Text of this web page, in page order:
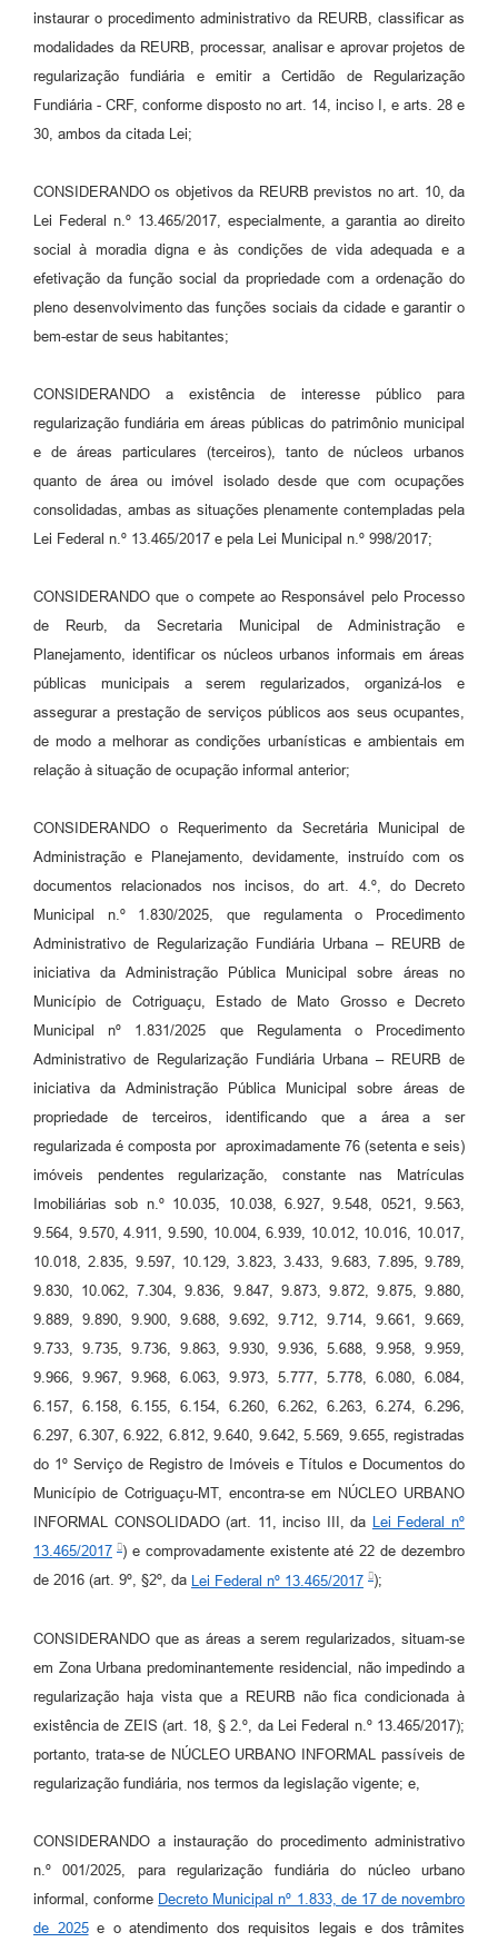
instaurar o procedimento administrativo da REURB, classificar as
modalidades da REURB, processar, analisar e aprovar projetos de
regularização fundiária e emitir a Certidão de Regularização
Fundiária - CRF, conforme disposto no art. 14, inciso I, e arts. 28 e
30, ambos da citada Lei;
CONSIDERANDO os objetivos da REURB previstos no art. 10, da
Lei Federal n.º 13.465/2017, especialmente, a garantia ao direito
social à moradia digna e às condições de vida adequada e a
efetivação da função social da propriedade com a ordenação do
pleno desenvolvimento das funções sociais da cidade e garantir o
bem-estar de seus habitantes;
CONSIDERANDO a existência de interesse público para
regularização fundiária em áreas públicas do patrimônio municipal
e de áreas particulares (terceiros), tanto de núcleos urbanos
quanto de área ou imóvel isolado desde que com ocupações
consolidadas, ambas as situações plenamente contempladas pela
Lei Federal n.º 13.465/2017 e pela Lei Municipal n.º 998/2017;
CONSIDERANDO que o compete ao Responsável pelo Processo
de Reurb, da Secretaria Municipal de Administração e
Planejamento, identificar os núcleos urbanos informais em áreas
públicas municipais a serem regularizados, organizá-los e
assegurar a prestação de serviços públicos aos seus ocupantes,
de modo a melhorar as condições urbanísticas e ambientais em
relação à situação de ocupação informal anterior;
CONSIDERANDO o Requerimento da Secretária Municipal de
Administração e Planejamento, devidamente, instruído com os
documentos relacionados nos incisos, do art. 4.º, do Decreto
Municipal n.º 1.830/2025, que regulamenta o Procedimento
Administrativo de Regularização Fundiária Urbana – REURB de
iniciativa da Administração Pública Municipal sobre áreas no
Município de Cotriguaçu, Estado de Mato Grosso e Decreto
Municipal nº 1.831/2025 que Regulamenta o Procedimento
Administrativo de Regularização Fundiária Urbana – REURB de
iniciativa da Administração Pública Municipal sobre áreas de
propriedade de terceiros, identificando que a área a ser
regularizada é composta por aproximadamente 76 (setenta e seis)
imóveis pendentes regularização, constante nas Matrículas
Imobiliárias sob n.º 10.035, 10.038, 6.927, 9.548, 0521, 9.563,
9.564, 9.570, 4.911, 9.590, 10.004, 6.939, 10.012, 10.016, 10.017,
10.018, 2.835, 9.597, 10.129, 3.823, 3.433, 9.683, 7.895, 9.789,
9.830, 10.062, 7.304, 9.836, 9.847, 9.873, 9.872, 9.875, 9.880,
9.889, 9.890, 9.900, 9.688, 9.692, 9.712, 9.714, 9.661, 9.669,
9.733, 9.735, 9.736, 9.863, 9.930, 9.936, 5.688, 9.958, 9.959,
9.966, 9.967, 9.968, 6.063, 9.973, 5.777, 5.778, 6.080, 6.084,
6.157, 6.158, 6.155, 6.154, 6.260, 6.262, 6.263, 6.274, 6.296,
6.297, 6.307, 6.922, 6.812, 9.640, 9.642, 5.569, 9.655, registradas
do 1º Serviço de Registro de Imóveis e Títulos e Documentos do
Município de Cotriguaçu-MT, encontra-se em NÚCLEO URBANO
INFORMAL CONSOLIDADO (art. 11, inciso III, da Lei Federal nº
13.465/2017
) e comprovadamente existente até 22 de dezembro
de 2016 (art. 9º, §2º, da Lei Federal nº 13.465/2017 );
CONSIDERANDO que as áreas a serem regularizados, situam-se
em Zona Urbana predominantemente residencial, não impedindo a
regularização haja vista que a REURB não fica condicionada à
existência de ZEIS (art. 18, § 2.º, da Lei Federal n.º 13.465/2017);
portanto, trata-se de NÚCLEO URBANO INFORMAL passíveis de
regularização fundiária, nos termos da legislação vigente; e,
CONSIDERANDO a instauração do procedimento administrativo
n.º 001/2025, para regularização fundiária do núcleo urbano
informal, conforme Decreto Municipal nº 1.833, de 17 de novembro
de 2025e o atendimento dos requisitos legais e dos trâmites